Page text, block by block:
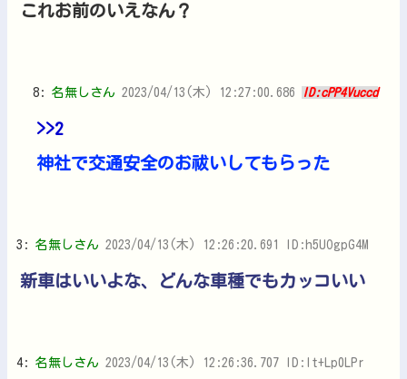
これお前のいえなん？
8: 名無しさん 2023/04/13(木) 12:27:00.686 ID:cPP4Vuccd
>>2
神社で交通安全のお祓いしてもらった
3: 名無しさん 2023/04/13(木) 12:26:20.691 ID:h5UOgpG4M
新車はいいよな、どんな車種でもカッコいい
4: 名無しさん 2023/04/13(木) 12:26:36.707 ID:It+Lp0LPr